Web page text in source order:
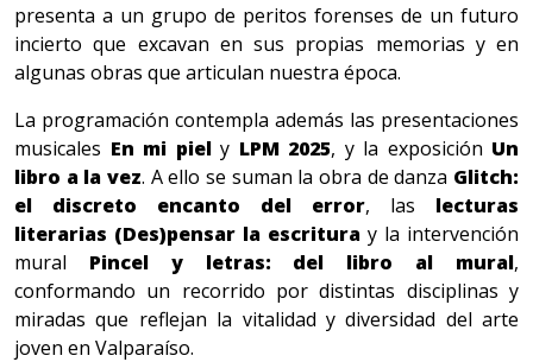
presenta a un grupo de peritos forenses de un futuro
incierto que excavan en sus propias memorias y en
algunas obras que articulan nuestra época.
La programación contempla además las presentaciones
musicales En mi piely LPM 2025, y la exposición Un
libro a la vez. A ello se suman la obra de danza Glitch:
el discreto encanto del error, las lecturas
literarias (Des)pensar la escritura y la intervención
mural Pincel y letras: del libro al mural,
conformando un recorrido por distintas disciplinas y
miradas que reflejan la vitalidad y diversidad del arte
joven en Valparaíso.